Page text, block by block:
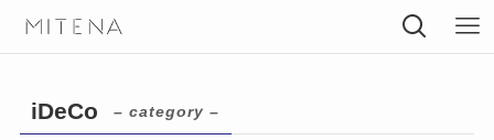
iDeCo – category –